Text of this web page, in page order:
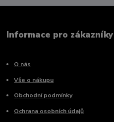
Informace pro zákazníky
O nás
Vše o nákupu
Obchodní podmínky
Ochrana osobních údajů